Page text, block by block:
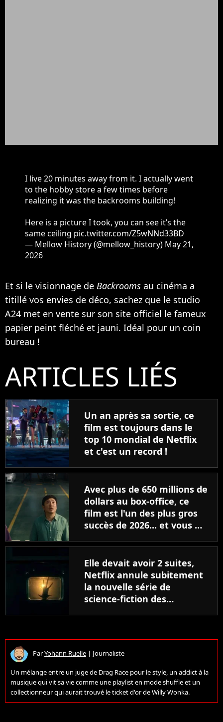
I live 20 minutes away from it. I actually went
to the hobby store a few times before
realizing it was the backrooms building!
Here is a picture I took, you can see it’s the
same ceiling pic.twitter.com/Z5wNNd33BD
— Mellow History (@mellow_history) May 21,
2026
Et si le visionnage de Backrooms au cinéma a
titillé vos envies de déco, sachez que le studio
A24 met en vente sur son site officiel le fameux
papier peint fléché et jauni. Idéal pour un coin
bureau !
ARTICLES LIÉS
Un an après sa sortie, ce
film est toujours dans le
top 10 mondial de Netflix
et c'est un record !
Avec plus de 650 millions de
dollars au box-office, ce
film est l'un des plus gros
succès de 2026... et vous ne
jamais le voir en France
Elle devait avoir 2 suites,
Netflix annule subitement
la nouvelle série de
science-fiction des
ParYohann Ruelle | Journaliste
Un mélange entre un juge de Drag Race pour le style, un addict à la
musique qui vit sa vie comme une playlist en mode shuffle et un
collectionneur qui aurait trouvé le ticket d'or de Willy Wonka.